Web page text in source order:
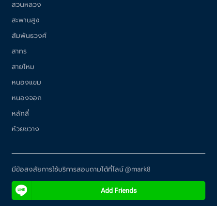
สวนหลวง
สะพานสูง
สัมพันธวงศ์
สาทร
สายไหม
หนองแขม
หนองจอก
หลักสี่
ห้วยขวาง
มีข้อสงสัยการใช้บริการสอบถามได้ที่ไลน์ @mark8
Add Friends